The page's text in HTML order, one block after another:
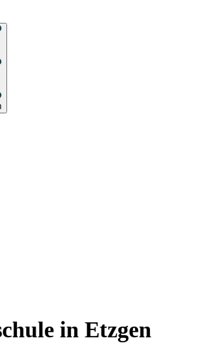
in Etzgen